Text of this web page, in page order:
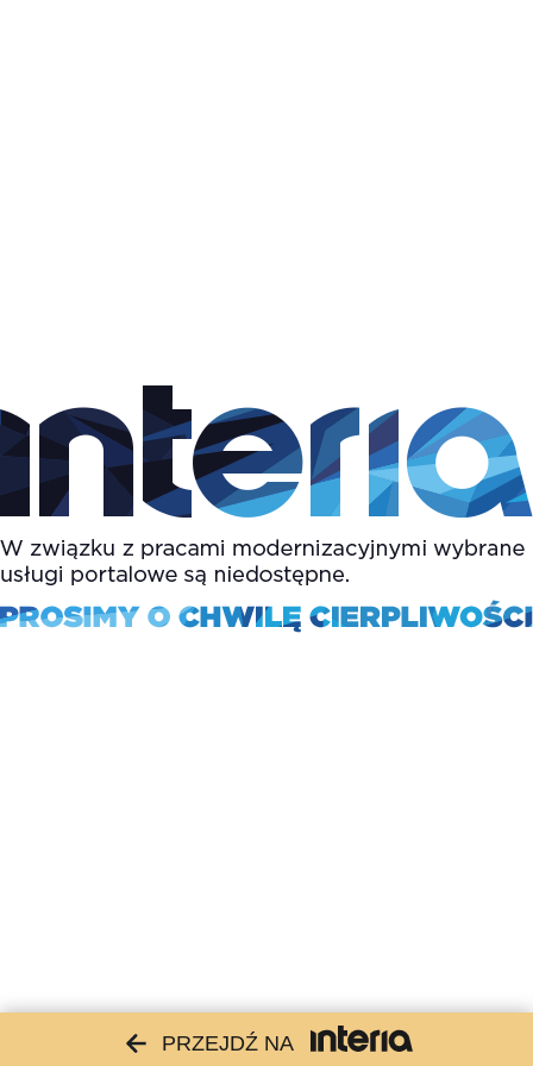
PRZEJDŹ NA